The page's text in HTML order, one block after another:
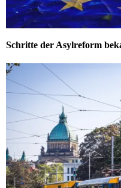
Schritte der Asylreform